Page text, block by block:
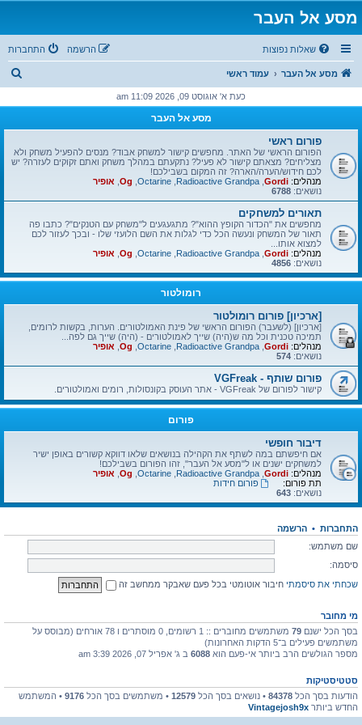
מסע אל העבר
שאלות נפוצות התחברות הרשמה
מסע אל העבר עמוד ראשי
ו
כעת א' אוגוסט 09, 2026 11:09 am
מסע אל העבר
פורום ראשי
הפורום הראשי של האתר. מחפשים קישור למשחק אבוד? מנסים להפעיל משחק ולא
מצליחים? מצאתם קישור לא פעיל? נתקעתם במהלך משחק ואתם זקוקים לעזרה? יש
לכם חידוש/הערה/הארה? זה המקום בשבילכם!
מנהלים: Gordi
Radioactive Grandpa
Octarine
Og אופיר
נושאים: 6788
תאורים למשחקים
מחפשים את "הכדור הקופץ ההוא"? מתגעגעים ל"משחק עם הטנקים"? כתבו פה
תאור של המשחק ונעשה הכל כדי לגלות את השם הלועזי שלו - ובכך לעזור לכם
למצוא אותו...
מנהלים: Gordi
Radioactive Grandpa
Octarine
Og אופיר
נושאים: 4856
רומולטור
[ארכיון] פורום רומולטור
[ארכיון] (לשעבר) הפורום הראשי של פינת האמולטורים. הערות, בקשות לרומים,
תמיכה טכנית וכל מה ש(היה) שייך לאמולטורים - (היה) שייך גם לפה...
מנהלים: Gordi
Radioactive Grandpa
Octarine
Og אופיר
נושאים: 574
פורום שותף - VGFreak
קישור לפורום של VGFreak - אתר העוסק בקונסולות, רומים ואמולטורים.
פורום
דיבור חופשי
אם חיפשתם במה לשתף את הקהילה בנושאים שלאו דווקא קשורים באופן ישיר
למשחקים ישנים או ל"מסע אל העבר", זהו הפורום בשבילכם!
מנהלים: Gordi
Radioactive Grandpa
Octarine
Og אופיר
תת פורום:
פורום חידות
נושאים: 643
התחברות • הרשמה
שם משתמש:
סיסמה:
שכחתי את סיסמתי חיבור אוטומטי בכל פעם שאבקר ממחשב זה
מי מחובר
בסך הכל ישנם 79
משתמשים מחוברים :: 1 רשומים, 0 מוסתרים ו 78 אורחים (מבוסס על
משתמשים פעילים ב־5 הדקות האחרונות)
מספר הגולשים הרב ביותר אי-פעם הוא 6088 ב ג' אפריל 07, 2026 3:39 am
סטטיסטיקות
הודעות בסך הכל 84378 • נושאים בסך הכל 12579 • משתמשים בסך הכל 9176 • המשתמש
החדש ביותר Vintagejosh9x